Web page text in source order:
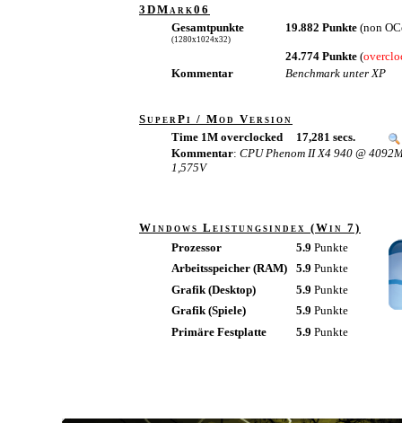
3DMark06
Gesamtpunkte
(1280x1024x32)
19.882 Punkte (non
24.774 Punkte (
Kommentar
Benchmark unter XP
SuperPi / Mod Version
Time 1M overclocked
17,281 secs.
Kommentar: CPU Phenom II X4 940 @
1,575V
Windows Leistungsindex (Win 7)
Prozessor
5.9 Punkte
Arbeitsspeicher (RAM)
5.9 Punkte
Grafik (Desktop)
5.9 Punkte
Grafik (Spiele)
5.9 Punkte
Primäre Festplatte
5.9 Punkte